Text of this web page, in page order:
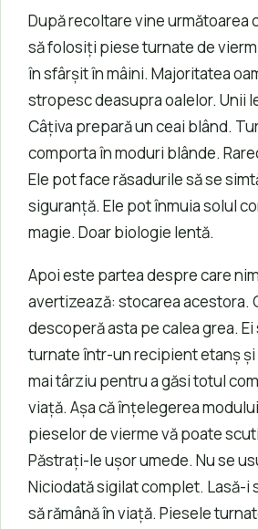
După recoltare vine următoarea
să folosiți piese turnate de
în sfârșit în mâini. Majoritatea
stropesc deasupra oalelor. Unii
Câțiva prepară un ceai blând.
comporta în moduri blânde.
Ele pot face răsadurile să se
siguranță. Ele pot înmuia solul
magie. Doar biologie lentă.
Apoi este partea despre care
avertizează: stocarea acestora.
descoperă asta pe calea grea.
turnate într-un recipient etanș
mai târziu pentru a găsi totul
viață. Așa că înțelegerea
pieselor de vierme vă poate
Păstrați-le ușor umede. Nu se
Niciodată sigilat complet. Lasă-i
să rămână în viață. Piesele